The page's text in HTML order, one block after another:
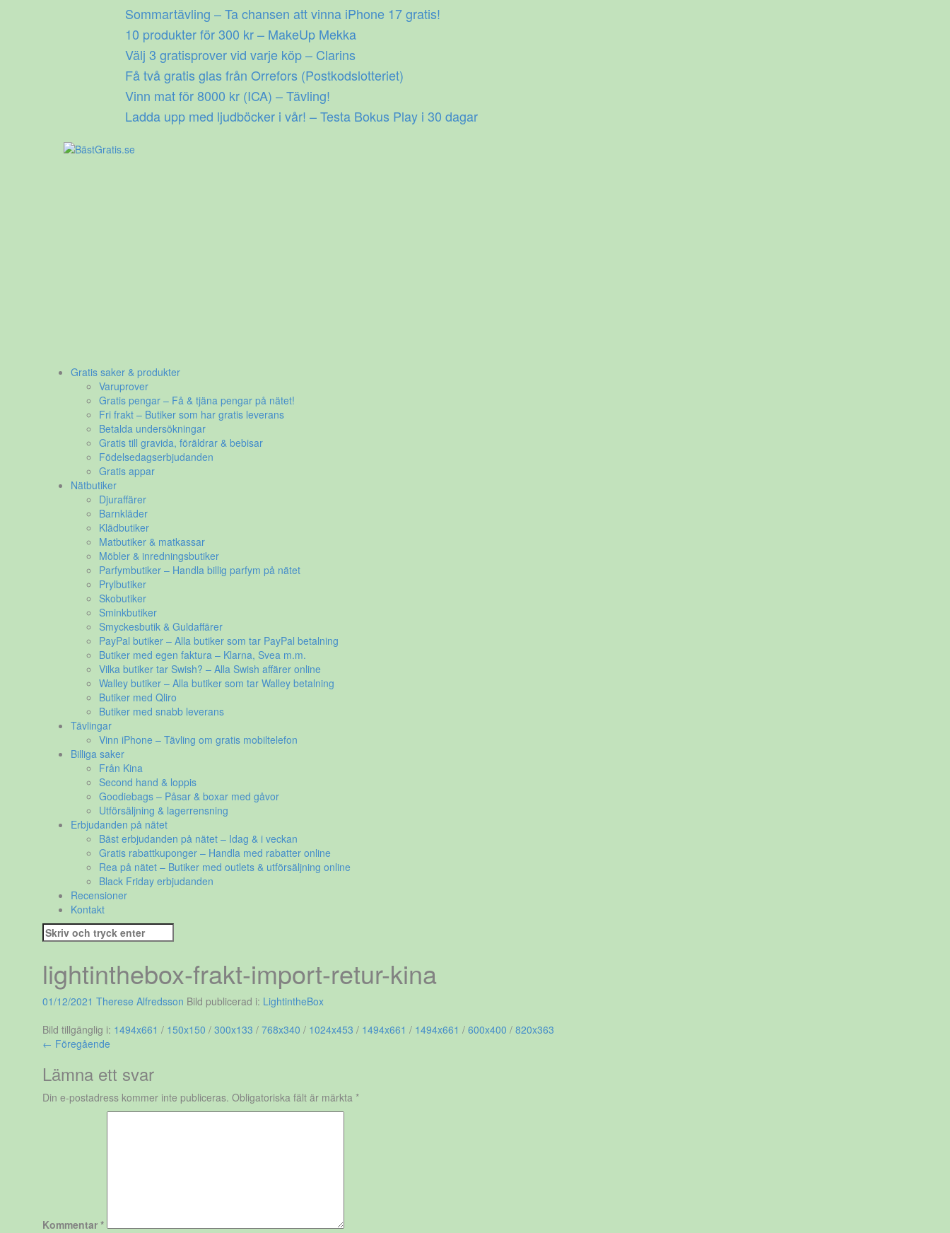
Sommartävling – Ta chansen att vinna iPhone 17 gratis!
10 produkter för 300 kr – MakeUp Mekka
Välj 3 gratisprover vid varje köp – Clarins
Få två gratis glas från Orrefors (Postkodslotteriet)
Vinn mat för 8000 kr (ICA) – Tävling!
Ladda upp med ljudböcker i vår! – Testa Bokus Play i 30 dagar
Gratis saker & produkter
Varuprover
Gratis pengar – Få & tjäna pengar på nätet!
Fri frakt – Butiker som har gratis leverans
Betalda undersökningar
Gratis till gravida, föräldrar & bebisar
Födelsedagserbjudanden
Gratis appar
Nätbutiker
Djuraffärer
Barnkläder
Klädbutiker
Matbutiker & matkassar
Möbler & inredningsbutiker
Parfymbutiker – Handla billig parfym på nätet
Prylbutiker
Skobutiker
Sminkbutiker
Smyckesbutik & Guldaffärer
PayPal butiker – Alla butiker som tar PayPal betalning
Butiker med egen faktura – Klarna, Svea m.m.
Vilka butiker tar Swish? – Alla Swish affärer online
Walley butiker – Alla butiker som tar Walley betalning
Butiker med Qliro
Butiker med snabb leverans
Tävlingar
Vinn iPhone – Tävling om gratis mobiltelefon
Billiga saker
Från Kina
Second hand & loppis
Goodiebags – Påsar & boxar med gåvor
Utförsäljning & lagerrensning
Erbjudanden på nätet
Bäst erbjudanden på nätet – Idag & i veckan
Gratis rabattkuponger – Handla med rabatter online
Rea på nätet – Butiker med outlets & utförsäljning online
Black Friday erbjudanden
Recensioner
Kontakt
Sök
efter:
lightinthebox-frakt-import-retur-kina
01/12/2021 Therese Alfredsson Bild publicerad i: LightintheBox
Bild tillgänglig i: 1494x661 / 150x150 / 300x133 / 768x340 / 1024x453 / 1494x661 / 1494x661 / 600x400 / 820x363
← Föregående
Lämna ett svar
Din e-postadress kommer inte publiceras. Obligatoriska fält är märkta *
Kommentar *